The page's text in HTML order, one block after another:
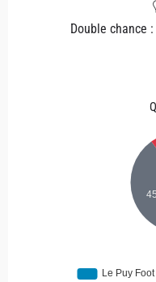
Double chance